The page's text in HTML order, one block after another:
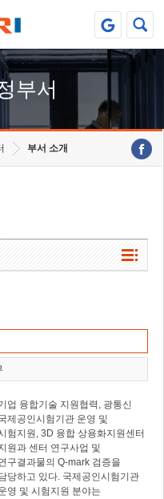
부서
부서 소개
업 융합기술 지원협력, 광통신
제공인시험기관 운영 및
험지원, 3D 융합 상용화지원센터
원과 센터 연구사업 및
구결과물의 Q-mark 검증을
당하고 있다. 국제공인시험기관
영 및 시험지원 분야는